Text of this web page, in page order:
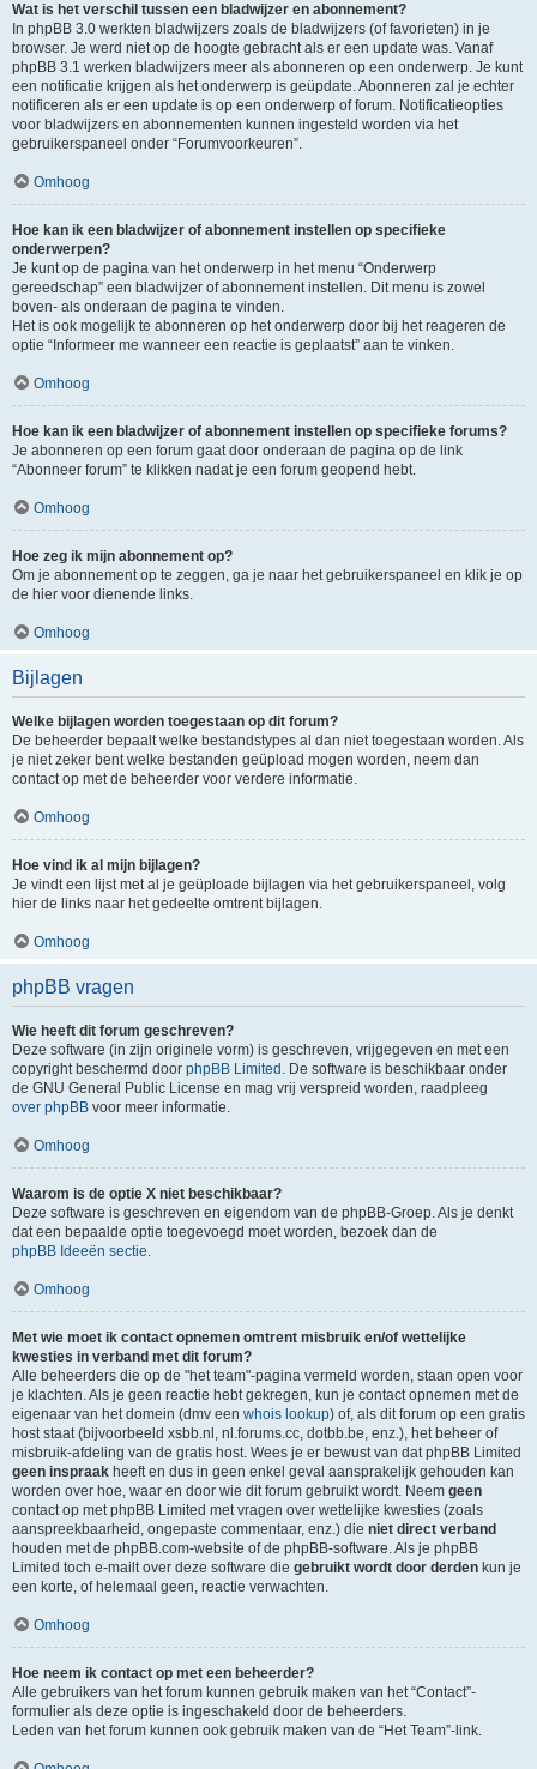
Wat is het verschil tussen een bladwijzer en abonnement?
In phpBB 3.0 werkten bladwijzers zoals de bladwijzers (of favorieten) in je
browser. Je werd niet op de hoogte gebracht als er een update was. Vanaf
phpBB 3.1 werken bladwijzers meer als abonneren op een onderwerp. Je kunt
een notificatie krijgen als het onderwerp is geüpdate. Abonneren zal je echter
notificeren als er een update is op een onderwerp of forum. Notificatieopties
voor bladwijzers en abonnementen kunnen ingesteld worden via het
gebruikerspaneel onder “Forumvoorkeuren”.
Omhoog
Hoe kan ik een bladwijzer of abonnement instellen op specifieke
onderwerpen?
Je kunt op de pagina van het onderwerp in het menu “Onderwerp
gereedschap” een bladwijzer of abonnement instellen. Dit menu is zowel
boven- als onderaan de pagina te vinden.
Het is ook mogelijk te abonneren op het onderwerp door bij het reageren de
optie “Informeer me wanneer een reactie is geplaatst” aan te vinken.
Omhoog
Hoe kan ik een bladwijzer of abonnement instellen op specifieke forums?
Je abonneren op een forum gaat door onderaan de pagina op de link
“Abonneer forum” te klikken nadat je een forum geopend hebt.
Omhoog
Hoe zeg ik mijn abonnement op?
Om je abonnement op te zeggen, ga je naar het gebruikerspaneel en klik je op
de hier voor dienende links.
Omhoog
Bijlagen
Welke bijlagen worden toegestaan op dit forum?
De beheerder bepaalt welke bestandstypes al dan niet toegestaan worden. Als
je niet zeker bent welke bestanden geüpload mogen worden, neem dan
contact op met de beheerder voor verdere informatie.
Omhoog
Hoe vind ik al mijn bijlagen?
Je vindt een lijst met al je geüploade bijlagen via het gebruikerspaneel, volg
hier de links naar het gedeelte omtrent bijlagen.
Omhoog
phpBB vragen
Wie heeft dit forum geschreven?
Deze software (in zijn originele vorm) is geschreven, vrijgegeven en met een
copyright beschermd door phpBB Limited . De software is beschikbaar onder
de GNU General Public License en mag vrij verspreid worden, raadpleeg
over phpBB voor meer informatie.
Omhoog
Waarom is de optie X niet beschikbaar?
Deze software is geschreven en eigendom van de phpBB-Groep. Als je denkt
dat een bepaalde optie toegevoegd moet worden, bezoek dan de
phpBB Ideeën sectie.
Omhoog
Met wie moet ik contact opnemen omtrent misbruik en/of wettelijke
kwesties in verband met dit forum?
Alle beheerders die op de "het team"-pagina vermeld worden, staan open voor
je klachten. Als je geen reactie hebt gekregen, kun je contact opnemen met de
eigenaar van het domein (dmv een whois lookup) of, als dit forum op een gratis
host staat (bijvoorbeeld xsbb.nl, nl.forums.cc, dotbb.be, enz.), het beheer of
misbruik-afdeling van de gratis host. Wees je er bewust van dat phpBB Limited
geen inspraak heeft en dus in geen enkel geval aansprakelijk gehouden kan
worden over hoe, waar en door wie dit forum gebruikt wordt. Neem geen
contact op met phpBB Limited met vragen over wettelijke kwesties (zoals
aanspreekbaarheid, ongepaste commentaar, enz.) die niet direct verband
houden met de phpBB.com-website of de phpBB-software. Als je phpBB
Limited toch e-mailt over deze software die gebruikt wordt door derden kun je
een korte, of helemaal geen, reactie verwachten.
Omhoog
Hoe neem ik contact op met een beheerder?
Alle gebruikers van het forum kunnen gebruik maken van het “Contact”-
formulier als deze optie is ingeschakeld door de beheerders.
Leden van het forum kunnen ook gebruik maken van de “Het Team”-link.